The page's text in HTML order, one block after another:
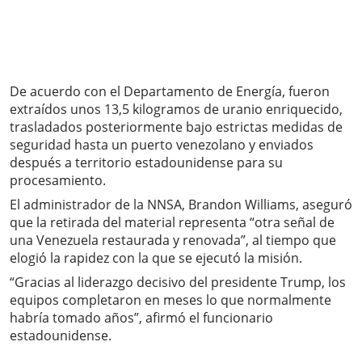
De acuerdo con el Departamento de Energía, fueron
extraídos unos 13,5 kilogramos de uranio enriquecido,
trasladados posteriormente bajo estrictas medidas de
seguridad hasta un puerto venezolano y enviados
después a territorio estadounidense para su
procesamiento.
El administrador de la NNSA, Brandon Williams, aseguró
que la retirada del material representa “otra señal de
una Venezuela restaurada y renovada”, al tiempo que
elogió la rapidez con la que se ejecutó la misión.
“Gracias al liderazgo decisivo del presidente Trump, los
equipos completaron en meses lo que normalmente
habría tomado años”, afirmó el funcionario
estadounidense.